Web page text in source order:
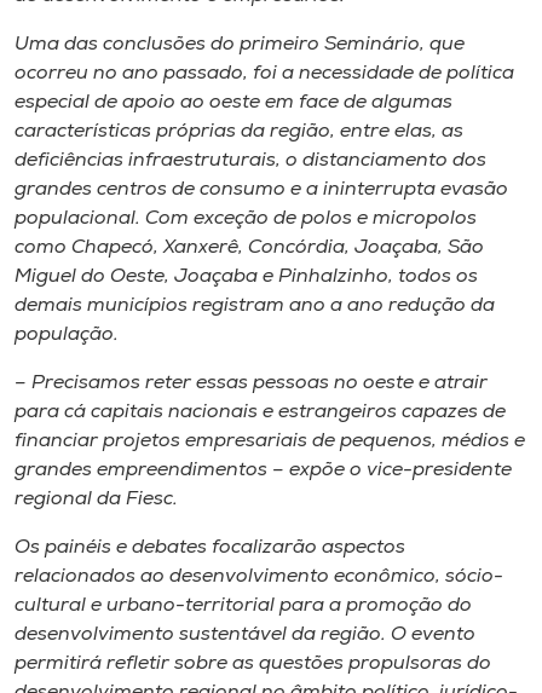
Uma das conclusões do primeiro Seminário, que
ocorreu no ano passado, foi a necessidade de política
especial de apoio ao oeste em face de algumas
características próprias da região, entre elas, as
deficiências infraestruturais, o distanciamento dos
grandes centros de consumo e a ininterrupta evasão
populacional. Com exceção de polos e micropolos
como Chapecó, Xanxerê, Concórdia, Joaçaba, São
Miguel do Oeste, Joaçaba e Pinhalzinho, todos os
demais municípios registram ano a ano redução da
população.
– Precisamos reter essas pessoas no oeste e atrair
para cá capitais nacionais e estrangeiros capazes de
financiar projetos empresariais de pequenos, médios e
grandes empreendimentos – expõe o vice-presidente
regional da Fiesc.
Os painéis e debates focalizarão aspectos
relacionados ao desenvolvimento econômico, sócio-
cultural e urbano-territorial para a promoção do
desenvolvimento sustentável da região. O evento
permitirá refletir sobre as questões propulsoras do